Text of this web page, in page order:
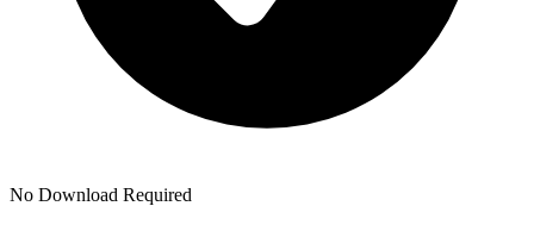
No Download Required